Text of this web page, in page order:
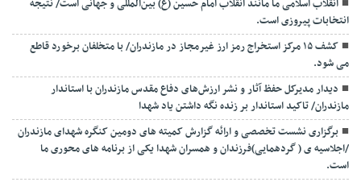
انقلاب اسلامی ما مانند انقلاب امام حسین (ع) بین‌المللی و جهانی است/ نتیجه
انتخابات پیروزی است.
کشف ۱۵ مرکز استخراج رمز ارز غیرمجاز در مازندران/ با متخلفان برخورد قاطع
می شود.
دیدار مدیرکل حفظ آثار و نشر ارزش‌های دفاع مقدس مازندران با استاندار
مازندران/ تاکید استاندار بر زنده نگه داشتن یاد شهدا
برگزاری نشست تخصصی و ارائه گزارش کمیته های دومین کنگره شهدای مازندران
/اجلاسیه ی ( گردهمایی)فرزندان و همسران شهدا یکی از برنامه های محوری ما
است.